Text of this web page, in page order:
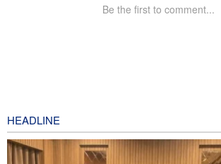
HEADLINE